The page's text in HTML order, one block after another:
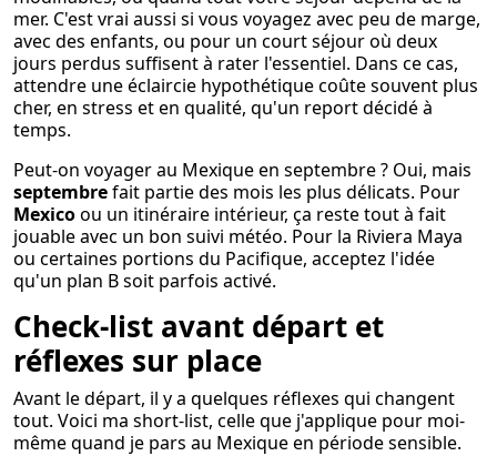
mer. C'est vrai aussi si vous voyagez avec peu de marge,
avec des enfants, ou pour un court séjour où deux
jours perdus suffisent à rater l'essentiel. Dans ce cas,
attendre une éclaircie hypothétique coûte souvent plus
cher, en stress et en qualité, qu'un report décidé à
temps.
Peut-on voyager au Mexique en septembre ? Oui, mais
septembrefait partie des mois les plus délicats. Pour
Mexicoou un itinéraire intérieur, ça reste tout à fait
jouable avec un bon suivi météo. Pour la Riviera Maya
ou certaines portions du Pacifique, acceptez l'idée
qu'un plan B soit parfois activé.
Check-list avant départ et
réflexes sur place
Avant le départ, il y a quelques réflexes qui changent
tout. Voici ma short-list, celle que j'applique pour moi-
même quand je pars au Mexique en période sensible.